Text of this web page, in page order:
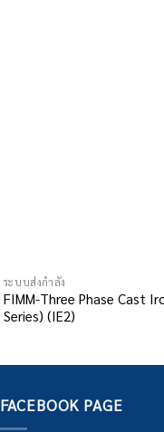
ระบบส่งกำลัง
FIMM-Three Phase Cast
Series) (IE2)
FACEBOOK PAGE